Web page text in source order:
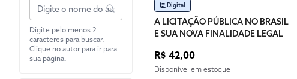
2014 (7)
2013 (4)
2012 (4)
Digite pelo menos 2
caracteres para buscar.
Clique no autor para ir para
sua página.
Digital
A LICITAÇÃO PÚBLICA NO BRASIL
E SUA NOVA FINALIDADE LEGAL
R$ 42,00
Disponível em estoque